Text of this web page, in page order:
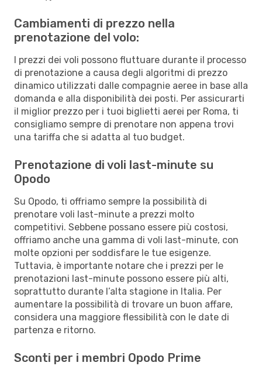
Cambiamenti di prezzo nella
prenotazione del volo:
I prezzi dei voli possono fluttuare durante il processo
di prenotazione a causa degli algoritmi di prezzo
dinamico utilizzati dalle compagnie aeree in base alla
domanda e alla disponibilità dei posti. Per assicurarti
il miglior prezzo per i tuoi biglietti aerei per Roma, ti
consigliamo sempre di prenotare non appena trovi
una tariffa che si adatta al tuo budget.
Prenotazione di voli last-minute su
Opodo
Su Opodo, ti offriamo sempre la possibilità di
prenotare voli last-minute a prezzi molto
competitivi. Sebbene possano essere più costosi,
offriamo anche una gamma di voli last-minute, con
molte opzioni per soddisfare le tue esigenze.
Tuttavia, è importante notare che i prezzi per le
prenotazioni last-minute possono essere più alti,
soprattutto durante l’alta stagione in Italia. Per
aumentare la possibilità di trovare un buon affare,
considera una maggiore flessibilità con le date di
partenza e ritorno.
Sconti per i membri Opodo Prime